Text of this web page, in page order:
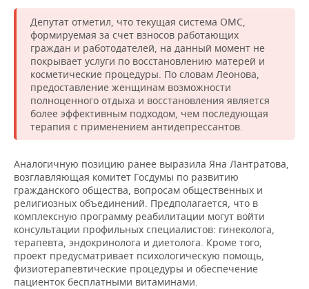
ФИГУРНОЕ КАТАНИЕ
ВОДНЫЕ ВИДЫ СПОРТА
ХОККЕЙ С МЯЧОМ
МЕДИЦИНА
ОБРАЗОВАНИЕ
ПРОИСШЕСТВИЯ
Депутат отметил, что текущая система ОМС,
формируемая за счет взносов работающих
граждан и работодателей, на данный момент не
покрывает услуги по восстановлению матерей и
косметические процедуры. По словам Леонова,
предоставление женщинам возможности
полноценного отдыха и восстановления является
более эффективным подходом, чем последующая
терапия с применением антидепрессантов.
Аналогичную позицию ранее выразила Яна Лантратова,
возглавляющая комитет Госдумы по развитию
гражданского общества, вопросам общественных и
религиозных объединений. Предполагается, что в
комплексную программу реабилитации могут войти
консультации профильных специалистов: гинеколога,
терапевта, эндокринолога и диетолога. Кроме того,
проект предусматривает психологическую помощь,
физиотерапевтические процедуры и обеспечение
пациенток бесплатными витаминами.